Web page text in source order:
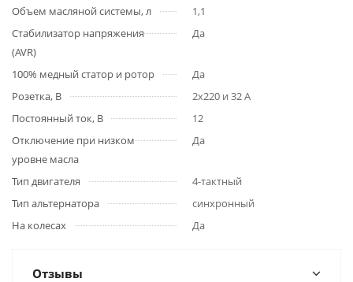
Объем масляной системы, л
1,1
Стабилизатор напряжения
(AVR)
Да
100% медный статор и ротор
Да
Розетка, В
2х220 и 32 А
Постоянный ток, В
12
Отключение при низком
уровне масла
Да
Тип двигателя
4-тактный
Тип альтернатора
синхронный
На колесах
Да
Отзывы